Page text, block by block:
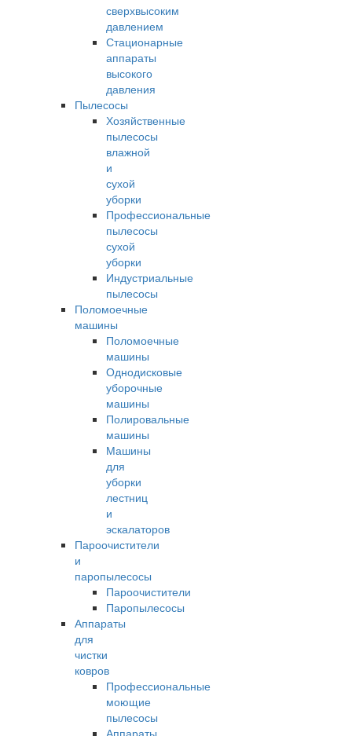
сверхвысоким
давлением
Стационарные
аппараты
высокого
давления
Пылесосы
Хозяйственные
пылесосы
влажной
и
сухой
уборки
Профессиональные
пылесосы
сухой
уборки
Индустриальные
пылесосы
Поломоечные
машины
Поломоечные
машины
Однодисковые
уборочные
машины
Полировальные
машины
Машины
для
уборки
лестниц
и
эскалаторов
Пароочистители
и
паропылесосы
Пароочистители
Паропылесосы
Аппараты
для
чистки
ковров
Профессиональные
моющие
пылесосы